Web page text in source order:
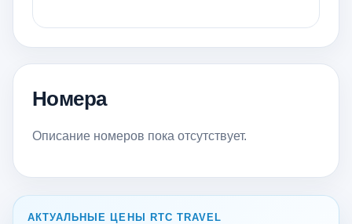
Номера
Описание номеров пока отсутствует.
АКТУАЛЬНЫЕ ЦЕНЫ RTC TRAVEL